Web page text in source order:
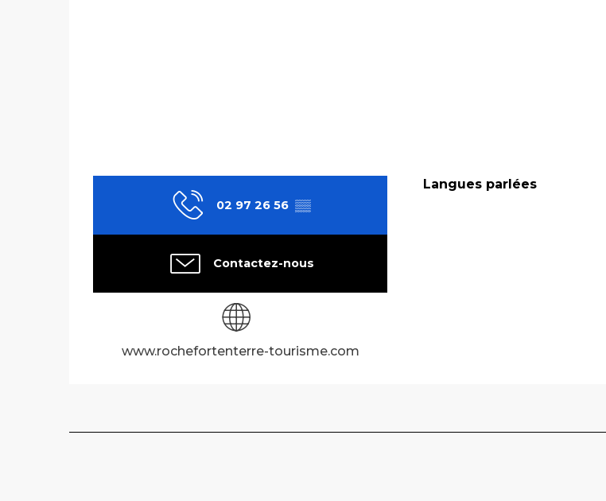
02 97 26 56 ▒▒
Contactez-nous
www.rochefortenterre-tourisme.com
Langues parlées
Langues parlées